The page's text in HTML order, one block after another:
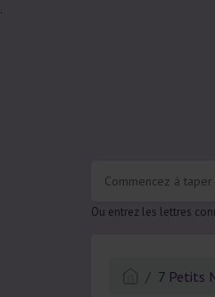
.
Ou entrez les lettres
7 Petits